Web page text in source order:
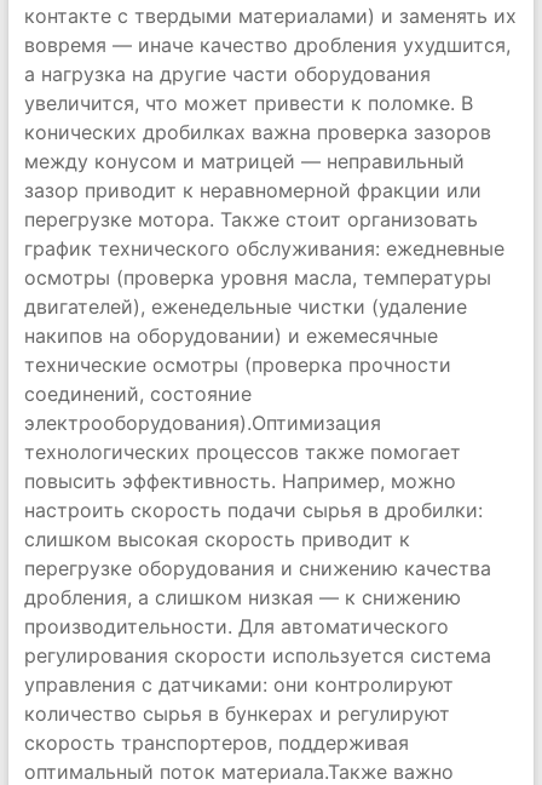
контакте с твердыми материалами) и заменять их
вовремя — иначе качество дробления ухудшится,
а нагрузка на другие части оборудования
увеличится, что может привести к поломке. В
конических дробилках важна проверка зазоров
между конусом и матрицей — неправильный
зазор приводит к неравномерной фракции или
перегрузке мотора. Также стоит организовать
график технического обслуживания: ежедневные
осмотры (проверка уровня масла, температуры
двигателей), еженедельные чистки (удаление
накипов на оборудовании) и ежемесячные
технические осмотры (проверка прочности
соединений, состояние
электрооборудования).Оптимизация
технологических процессов также помогает
повысить эффективность. Например, можно
настроить скорость подачи сырья в дробилки:
слишком высокая скорость приводит к
перегрузке оборудования и снижению качества
дробления, а слишком низкая — к снижению
производительности. Для автоматического
регулирования скорости используется система
управления с датчиками: они контролируют
количество сырья в бункерах и регулируют
скорость транспортеров, поддерживая
оптимальный поток материала.Также важно